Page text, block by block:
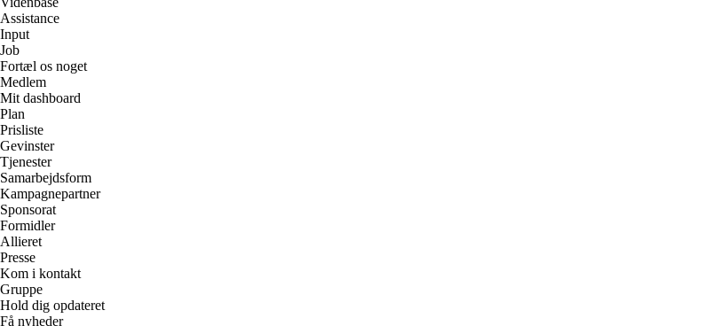
Assistance
Input
Job
Fortæl os noget
Medlem
Mit dashboard
Plan
Prisliste
Gevinster
Tjenester
Samarbejdsform
Kampagnepartner
Sponsorat
Formidler
Allieret
Presse
Kom i kontakt
Gruppe
Hold dig opdateret
Få nyheder